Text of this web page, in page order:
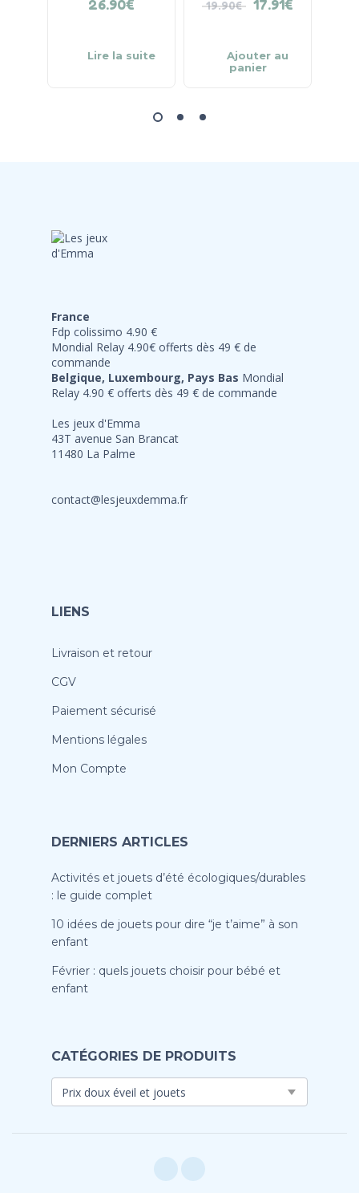
26.90€
Lire la suite
19.90€ 17.91€
Ajouter au
panier
France
Fdp colissimo 4.90 €
Mondial Relay 4.90€ offerts dès 49 € de
commande
Belgique, Luxembourg, Pays Bas Mondial
Relay 4.90 € offerts dès 49 € de commande
Les jeux d'Emma
43T avenue San Brancat
11480 La Palme
contact@lesjeuxdemma.fr
LIENS
Livraison et retour
CGV
Paiement sécurisé
Mentions légales
Mon Compte
DERNIERS ARTICLES
Activités et jouets d’été écologiques/durables
: le guide complet
10 idées de jouets pour dire “je t’aime” à son
enfant
Février : quels jouets choisir pour bébé et
enfant
CATÉGORIES DE PRODUITS